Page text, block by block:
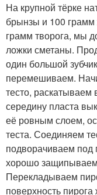
На крупной тёрке
брынзы и 100
грамм творога, мы
ложки сметаны.
один большой
перемешиваем.
тесто,
середину пласта
её ровным слоем,
теста. Соединяем
подворачиваем под
хорошо
Перекладываем
поверхность